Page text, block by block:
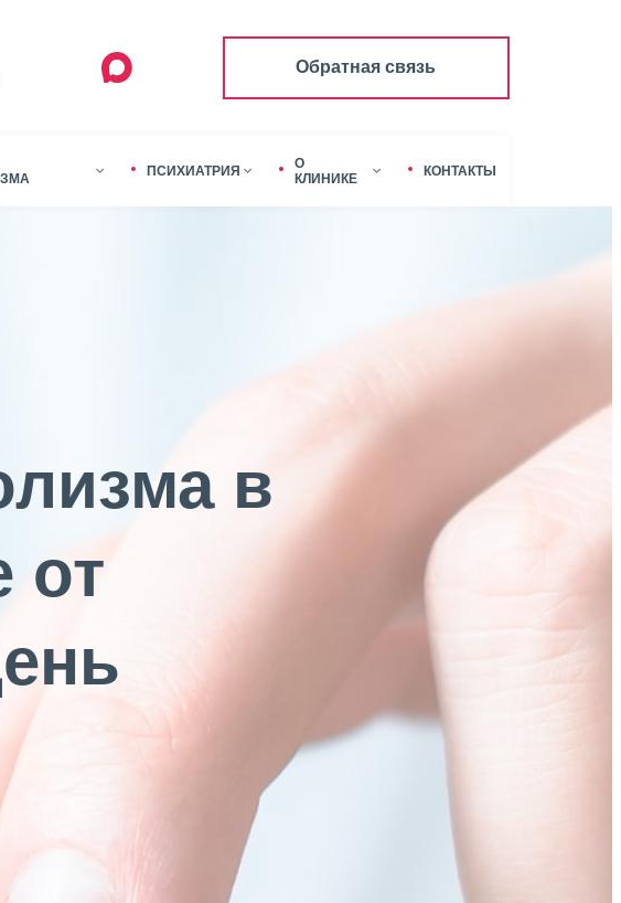
Обратная связь
ПСИХИАТРИЯ
О
КЛИНИКЕ
КОНТАКТЫ
в
от